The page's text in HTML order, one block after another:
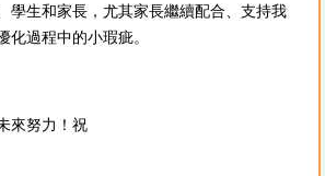
學生和家長，尤其家長繼續配合、支持我
化過程中的小瑕疵。
來努力！祝